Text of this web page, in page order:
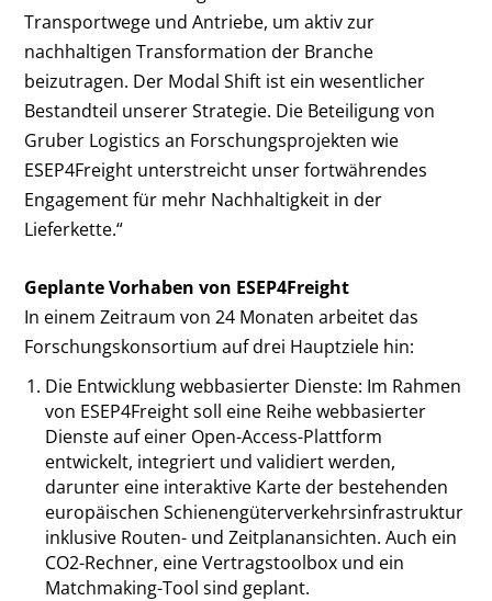
Transportwege und Antriebe, um aktiv zur
nachhaltigen Transformation der Branche
beizutragen. Der Modal Shift ist ein wesentlicher
Bestandteil unserer Strategie. Die Beteiligung von
Gruber Logistics an Forschungsprojekten wie
ESEP4Freight unterstreicht unser fortwährendes
Engagement für mehr Nachhaltigkeit in der
Lieferkette.“
Geplante Vorhaben von ESEP4Freight
In einem Zeitraum von 24 Monaten arbeitet das
Forschungskonsortium auf drei Hauptziele hin:
Die Entwicklung webbasierter Dienste: Im Rahmen
von ESEP4Freight soll eine Reihe webbasierter
Dienste auf einer Open-Access-Plattform
entwickelt, integriert und validiert werden,
darunter eine interaktive Karte der bestehenden
europäischen Schienengüterverkehrsinfrastruktur
inklusive Routen- und Zeitplanansichten. Auch ein
CO2-Rechner, eine Vertragstoolbox und ein
Matchmaking-Tool sind geplant.